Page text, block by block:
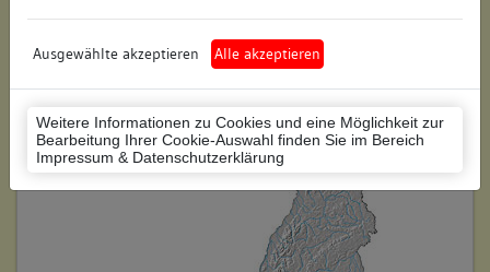
Ausgewählte akzeptieren Alle akzeptieren
Weitere Informationen zu Cookies und eine Möglichkeit zur
Bearbeitung Ihrer Cookie-Auswahl finden Sie im Bereich
Impressum & Datenschutzerklärung
Flurstücknummer: 275
Historischer Straßenname: keiner
Historische Gebäudenummer: keine
Lage des Wohnplatzes: